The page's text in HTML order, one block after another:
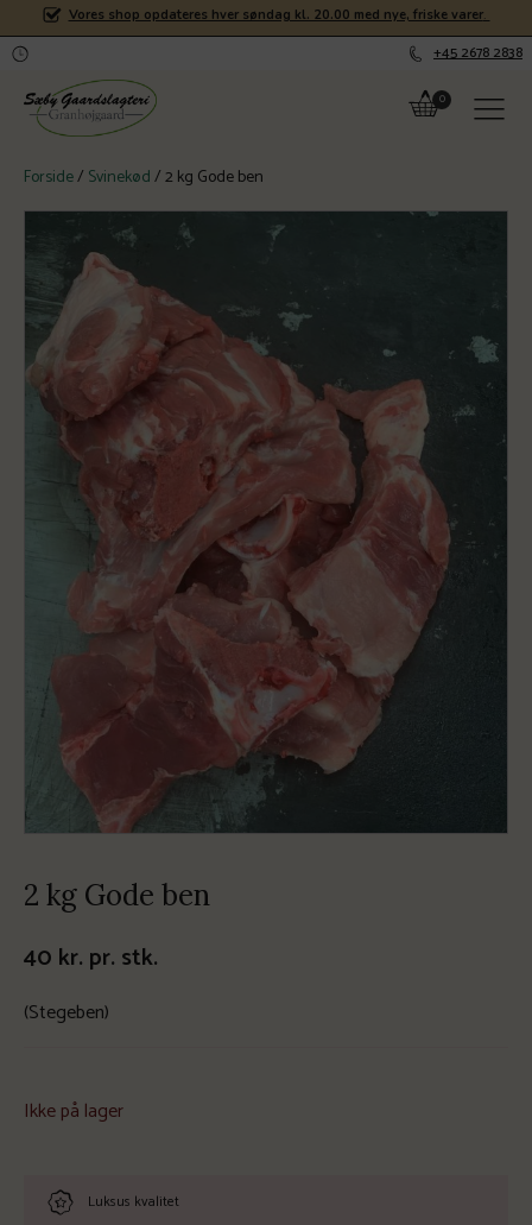
Vores shop opdateres hver søndag kl. 20.00 med nye, friske varer.
+45 2678 2838
Forside/ Svinekød/ 2 kg Gode ben
2 kg Gode ben
40 kr. pr. stk.
(Stegeben)
Ikke på lager
Luksus kvalitet